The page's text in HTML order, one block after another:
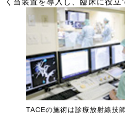
く当装置を導入し、臨床に役立
TACEの施術は診療放射線技